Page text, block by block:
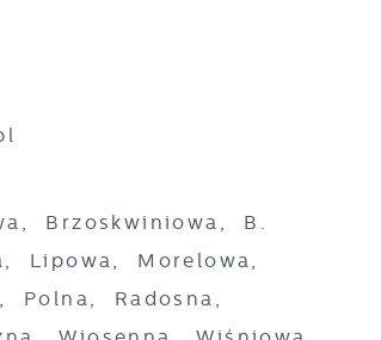
Brzoskwiniowa, B.
Lipowa, Morelowa,
Polna, Radosna,